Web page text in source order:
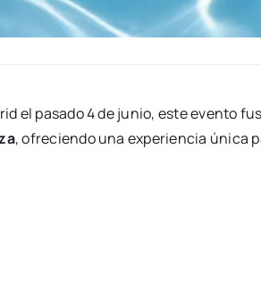
el pasa­do 4 de junio, este even­to
, ofre­cien­do una expe­rien­cia úni­ca